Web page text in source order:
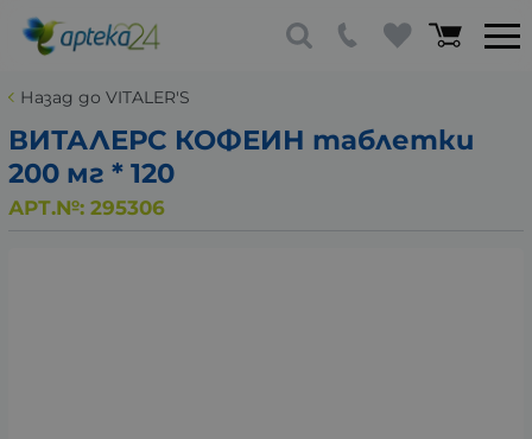
Назад до VITALER'S
ВИТАЛЕРС КОФЕИН таблетки
200 мг * 120
АРТ.№: 295306